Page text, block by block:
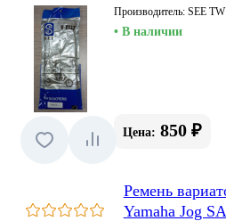
Производитель: SEE TW
• В наличии
Цена: 850 ₽
Ремень
Yamaha Jog